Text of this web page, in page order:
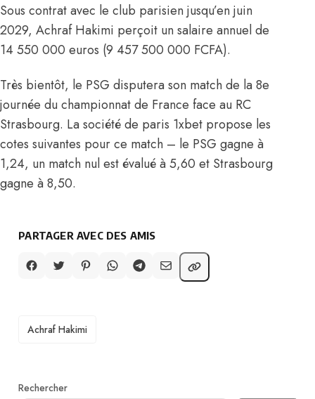
Sous contrat avec le club parisien jusqu’en juin
2029, Achraf Hakimi perçoit un salaire annuel de
14 550 000 euros (9 457 500 000 FCFA).
Très bientôt, le PSG disputera son match de la 8e
journée du championnat de France face au RC
Strasbourg. La société de paris 1xbet propose les
cotes suivantes pour ce match – le PSG gagne à
1,24, un match nul est évalué à 5,60 et Strasbourg
gagne à 8,50.
PARTAGER AVEC DES AMIS
TAGS
Achraf Hakimi
Rechercher